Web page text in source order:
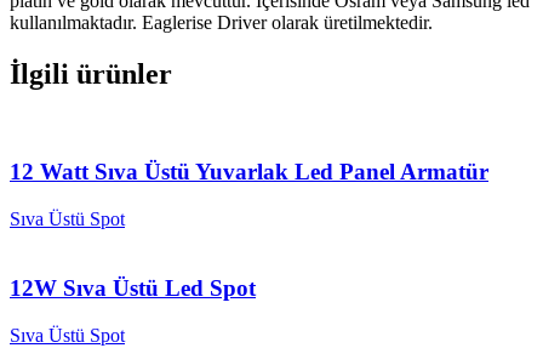
kullanılmaktadır. Eaglerise Driver olarak üretilmektedir.
İlgili ürünler
12 Watt Sıva Üstü Yuvarlak Led Panel Armatür
Sıva Üstü Spot
12W Sıva Üstü Led Spot
Sıva Üstü Spot